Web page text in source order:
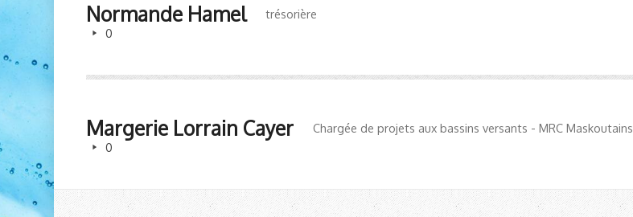
Normande Hamel trésorière
0
Margerie Lorrain Cayer Chargée de projets aux bassins versants - MRC Maskoutains
0